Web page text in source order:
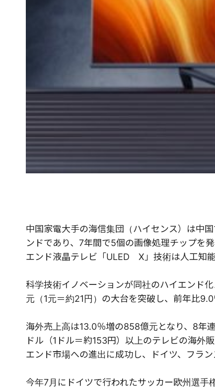
中国家電大手の海信集団（ハイセンス）は中
ンドであり、7年間で5個の画像処理チップを
エンド液晶テレビ「ULED X」技術は人工知
科学技術イノベーションが同社のハイエンド
元（1元＝約21円）の大台を突破し、前年比9.0
海外売上高は13.0％増の858億元となり、8年
ドル（1ドル＝約153円）以上のテレビの海外
エンド市場への進出に成功し、ドイツ、フラ
今年7月にドイツで行われたサッカー欧州選